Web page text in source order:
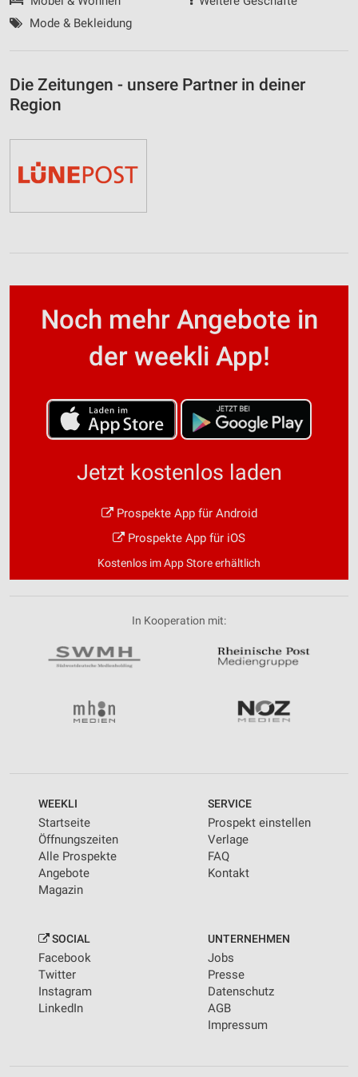
Mode & Bekleidung
Die Zeitungen - unsere Partner in deiner
Region
Noch mehr Angebote in
der weekli App!
Jetzt kostenlos laden
Prospekte App für Android
Prospekte App für iOS
Kostenlos im App Store erhältlich
In Kooperation mit:
WEEKLI
Startseite
Öffnungszeiten
Alle Prospekte
Angebote
Magazin
SERVICE
Prospekt einstellen
Verlage
FAQ
Kontakt
SOCIAL
Facebook
Twitter
Instagram
LinkedIn
UNTERNEHMEN
Jobs
Presse
Datenschutz
AGB
Impressum